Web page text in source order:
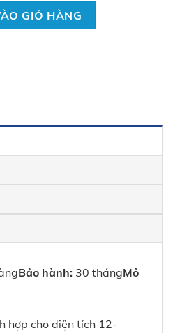
GIỎ HÀNG
Bảo hành:30 thángMô
hợp cho diện tích 12-